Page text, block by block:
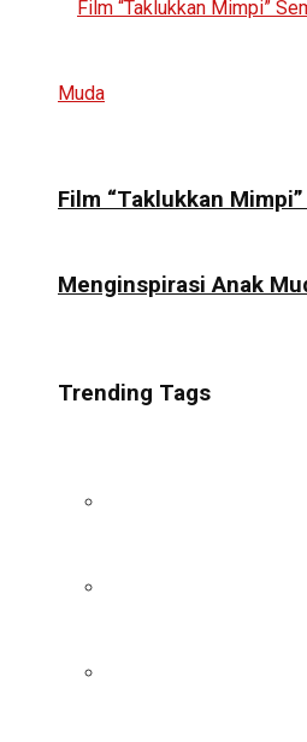
Film “Taklukkan
Menginspirasi Anak
Trending Tags